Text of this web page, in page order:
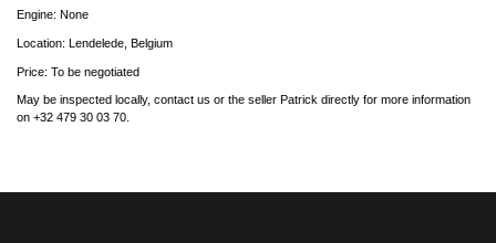
Engine: None
Location: Lendelede, Belgium
Price: To be negotiated
May be inspected locally, contact us or the seller Patrick directly for more information
on +32 479 30 03 70.